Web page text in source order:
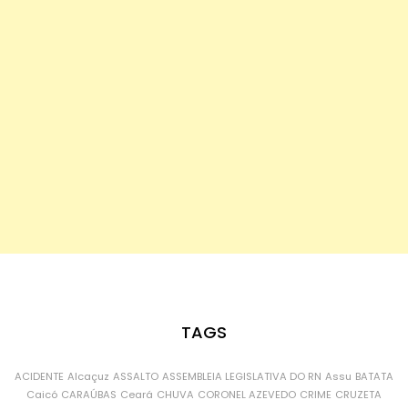
TAGS
ACIDENTE Alcaçuz ASSALTO ASSEMBLEIA LEGISLATIVA DO RN Assu BATATA
Caicó CARAÚBAS Ceará CHUVA CORONEL AZEVEDO CRIME CRUZETA